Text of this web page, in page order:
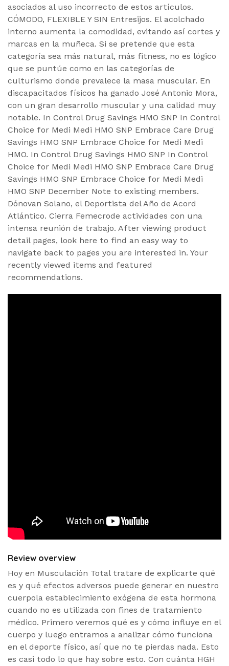
asociados al uso incorrecto de estos artículos.
CÓMODO, FLEXIBLE Y SIN Entresijos. El acolchado
interno aumenta la comodidad, evitando así cortes y
marcas en la muñeca. Si se pretende que esta
categoría sea más natural, más fitness, no es lógico
que se puntúe como en las categorías de
culturismo donde prevalece la masa muscular. En
discapacitados físicos ha ganado José Antonio Mora,
con un gran desarrollo muscular y una calidad muy
notable. In Control Drug Savings HMO SNP In Control
Choice for Medi Medi HMO SNP Embrace Care Drug
Savings HMO SNP Embrace Choice for Medi Medi
HMO. In Control Drug Savings HMO SNP In Control
Choice for Medi Medi HMO SNP Embrace Care Drug
Savings HMO SNP Embrace Choice for Medi Medi
HMO SNP December Note to existing members.
Dónovan Solano, el Deportista del Año de Acord
Atlántico. Cierra Femecrode actividades con una
intensa reunión de trabajo. After viewing product
detail pages, look here to find an easy way to
navigate back to pages you are interested in. Your
recently viewed items and featured
recommendations.
Review overview
Hoy en Musculación Total tratare de explicarte qué
es y qué efectos adversos puede generar en nuestro
cuerpola establecimiento exógena de esta hormona
cuando no es utilizada con fines de tratamiento
médico. Primero veremos qué es y cómo influye en el
cuerpo y luego entramos a analizar cómo funciona
en el deporte físico, así que no te pierdas nada. Esto
es casi todo lo que hay sobre esto. Con cuánta HGH